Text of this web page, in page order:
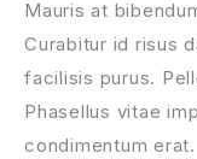
Mauris at
Curabitur id risus
facilisis purus.
Phasellus vitae
condimentum